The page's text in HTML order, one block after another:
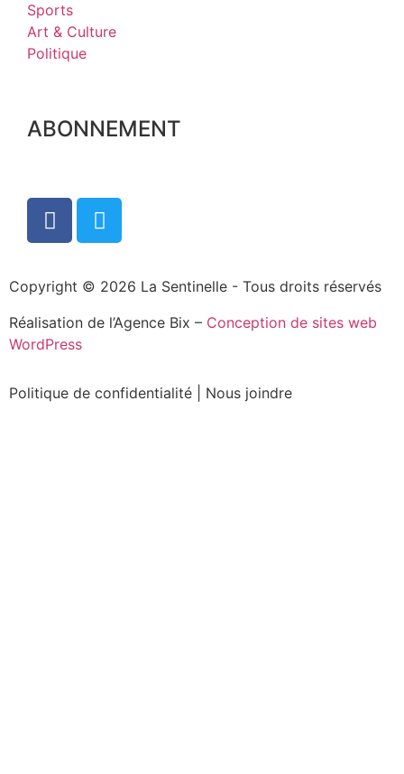
Sports
Art & Culture
Politique
ABONNEMENT
Copyright © 2026 La Sentinelle - Tous droits réservés
Réalisation de l’Agence Bix – Conception de sites web
WordPress
Politique de confidentialité Nous joindre